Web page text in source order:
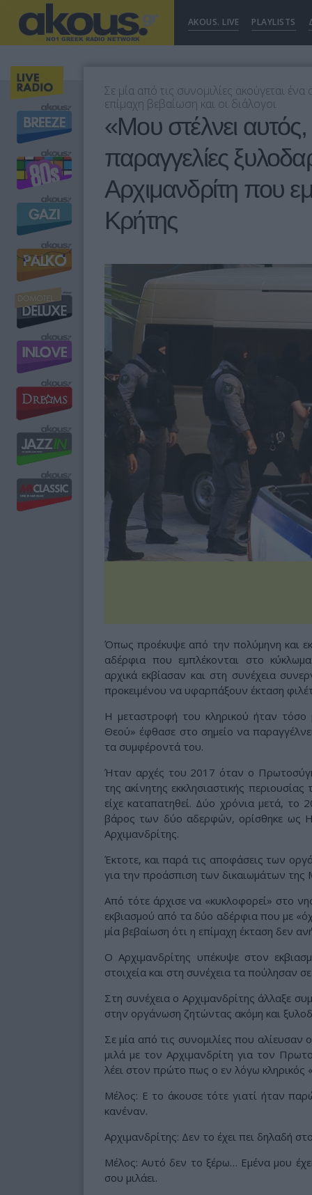
AKOUS. LIVE PLAYLISTS
Σε μία από τις συνομιλίες ακούγεται
επίμαχη βεβαίωση και οι διάλογοι
«Μου στέλνει αυτός,
παραγγελίες
Αρχιμανδρίτη που
Κρήτης
Όπως προέκυψε από την πολύμηνη και
αδέρφια που εμπλέκονται στο
αρχικά εκβίασαν και στη συνέχεια
προκειμένου να υφαρπάξουν έκταση
Η μεταστροφή του κληρικού ήταν
Θεού» έφθασε στο σημείο να
τα συμφέροντά του.
Ήταν αρχές του 2017 όταν ο
της ακίνητης εκκλησιαστικής
είχε καταπατηθεί. Δύο χρόνια μετά, το
βάρος των δύο αδερφών, ορίσθηκε ως
Αρχιμανδρίτης.
Έκτοτε, και παρά τις αποφάσεις των
για την προάσπιση των δικαιωμάτων της
Από τότε άρχισε να «κυκλοφορεί» στο
εκβιασμού από τα δύο αδέρφια που με
μία βεβαίωση ότι η επίμαχη έκταση δεν
Ο Αρχιμανδρίτης υπέκυψε στον
στοιχεία και στη συνέχεια τα πούλησαν
Στη συνέχεια ο Αρχιμανδρίτης άλλαξε
στην οργάνωση ζητώντας ακόμη και
Σε μία από τις συνομιλίες που αλίευσαν
μιλά με τον Αρχιμανδρίτη για τον
λέει στον πρώτο πως ο εν λόγω κληρικός
Μέλος: Ε το άκουσε τότε γιατί ήταν
κανέναν.
Αρχιμανδρίτης: Δεν το έχει πει δηλαδή
Μέλος: Αυτό δεν το ξέρω… Εμένα μου
σου μιλάει.